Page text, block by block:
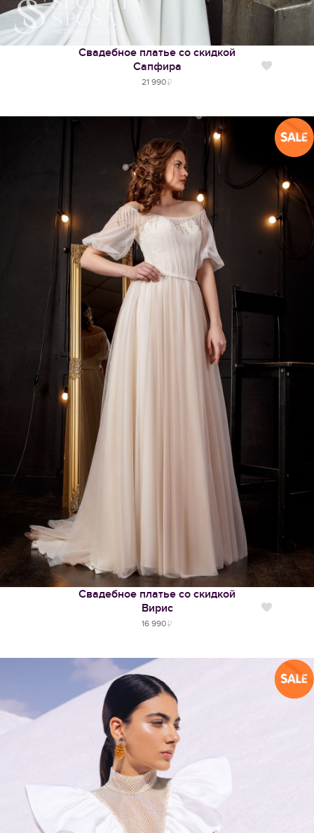
Свадебное платье со скидкой
Сапфира
21 990
Свадебное платье со скидкой
Вирис
16 990